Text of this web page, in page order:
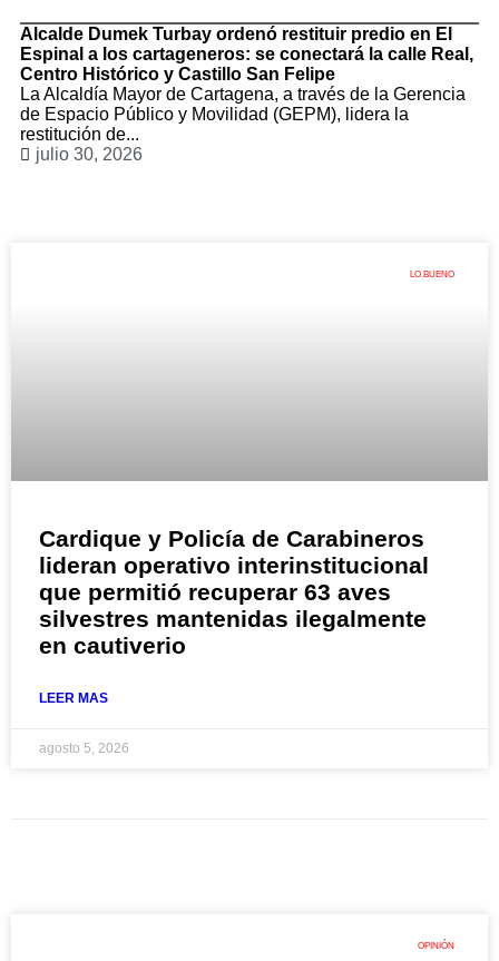
Alcalde Dumek Turbay ordenó restituir predio en El
Espinal a los cartageneros: se conectará la calle Real,
Centro Histórico y Castillo San Felipe
La Alcaldía Mayor de Cartagena, a través de la Gerencia
de Espacio Público y Movilidad (GEPM), lidera la
restitución de...
julio 30, 2026
LO BUENO
Cardique y Policía de Carabineros
lideran operativo interinstitucional
que permitió recuperar 63 aves
silvestres mantenidas ilegalmente
en cautiverio
LEER MAS
agosto 5, 2026
OPINIÓN